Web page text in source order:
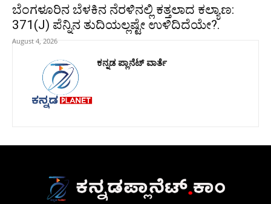
ಬೆಂಗಳೂರಿನ ಬೆಳಕಿನ ನೆರಳಿನಲ್ಲಿ ಕತ್ತಲಾದ ಕಲ್ಯಾಣ:
371(J) ಪೆನ್ನಿನ ತುದಿಯಲ್ಲಷ್ಟೇ ಉಳಿದಿದೆಯೇ?.
August 4, 2026
ಕನ್ನಡ ಪ್ಲಾನೆಟ್ ವಾರ್ತೆ